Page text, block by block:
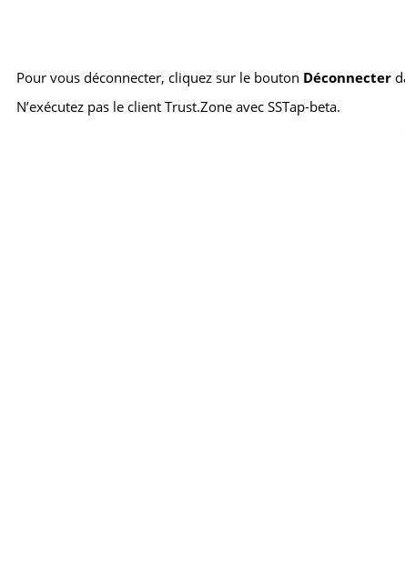
Pour vous déconnecter, cliquez sur le bouton Déconnecter
N’exécutez pas le client Trust.Zone avec SSTap-beta.